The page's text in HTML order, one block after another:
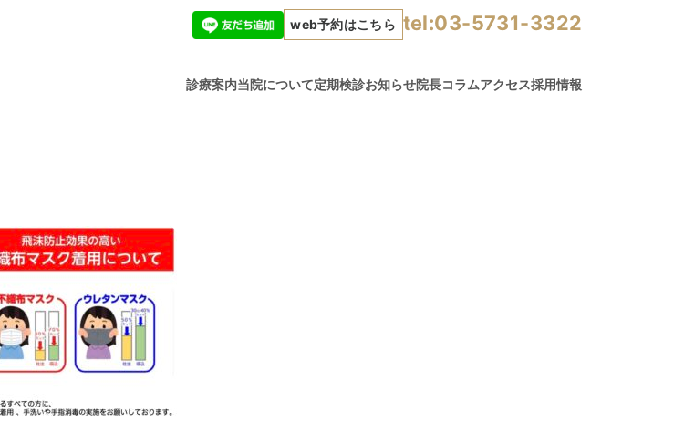
web予約はこちら tel:03-5731-3322
診療案内当院について定期検診お知らせ院長コラムアクセス採用情報